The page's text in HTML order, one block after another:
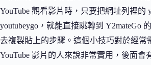
YouTube 觀看影片時，只要把網址列裡的
youtubeygo，就能直接跳轉到 Y2mateGo
去複製貼上的步驟。這個小技巧對於經常
YouTube 影片的人來說非常實用，後面會